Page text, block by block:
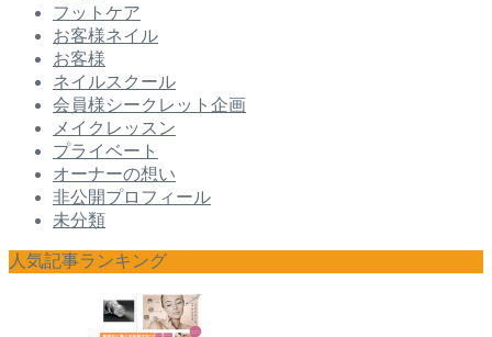
フットケア
お客様ネイル
お客様
ネイルスクール
会員様シークレット企画
メイクレッスン
プライベート
オーナーの想い
非公開プロフィール
未分類
人気記事ランキング